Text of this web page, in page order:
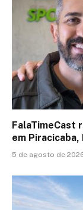
FalaTimeCast
em Piracicaba,
5 de agosto de